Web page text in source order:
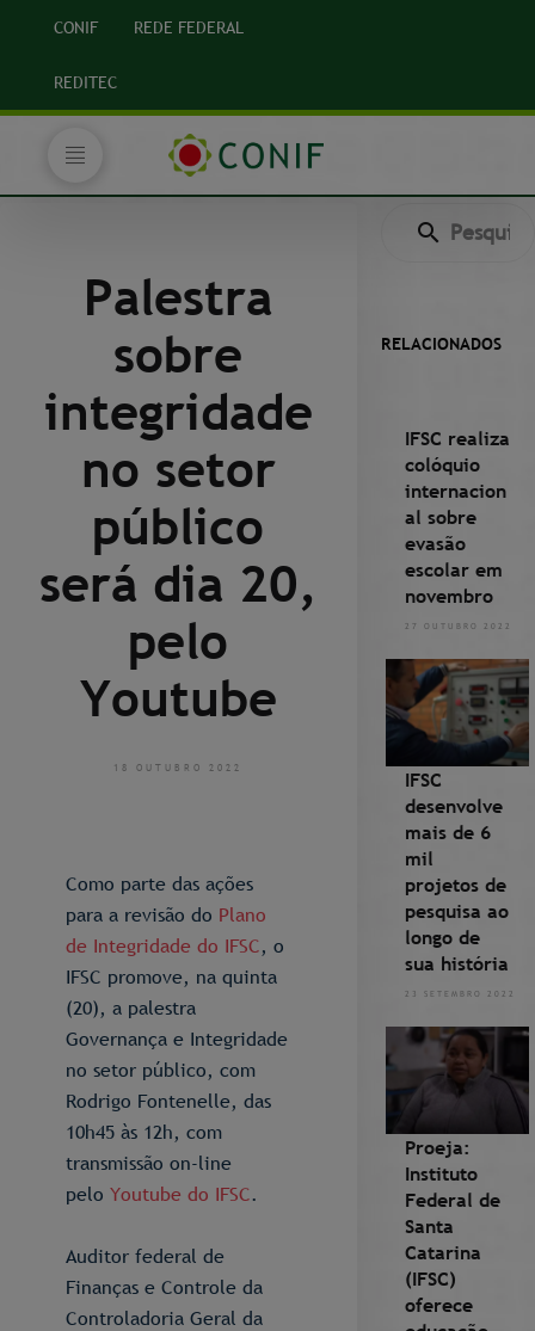
CONIF REDE FEDERAL
REDITEC
Palestra
sobre
integridade
no setor
público
será dia 20,
pelo
Youtube
18 OUTUBRO 2022
Como parte das ações
para a revisão do Plano
de Integridade do IFSC, o
IFSC promove, na quinta
(20), a palestra
Governança e Integridade
no setor público, com
Rodrigo Fontenelle, das
10h45 às 12h, com
transmissão on-line
pelo Youtube do IFSC.
Auditor federal de
Finanças e Controle da
Controladoria Geral da
RELACIONADOS
IFSC realiza
colóquio
internacion
al sobre
evasão
escolar em
novembro
27 OUTUBRO 2022
IFSC
desenvolve
mais de 6
mil
projetos de
pesquisa ao
longo de
sua história
23 SETEMBRO 2022
Proeja:
Instituto
Federal de
Santa
Catarina
(IFSC)
oferece